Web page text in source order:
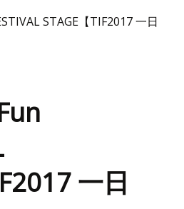
STAGE【TIF2017 一日
一日